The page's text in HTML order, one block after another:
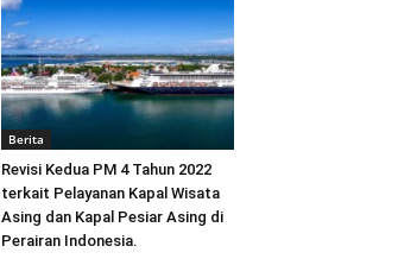
Berita
Revisi Kedua PM 4 Tahun 2022
terkait Pelayanan Kapal Wisata
Asing dan Kapal Pesiar Asing di
Perairan Indonesia.